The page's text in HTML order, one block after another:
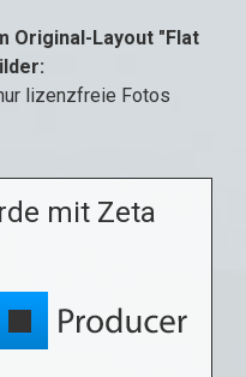
Original-Layout "Flat
lizenzfreie Fotos
mit Zeta